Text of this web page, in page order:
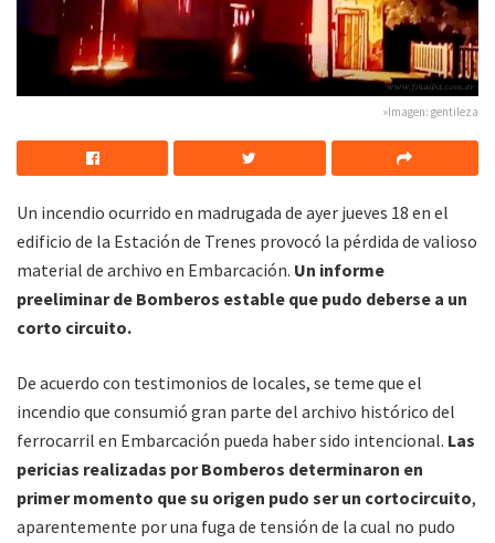
»Imagen: gentileza
Un incendio ocurrido en madrugada de ayer jueves 18 en el
edificio de la Estación de Trenes provocó la pérdida de valioso
material de archivo en Embarcación. Un informe
preeliminar de Bomberos estable que pudo deberse a un
corto circuito.
De acuerdo con testimonios de locales, se teme que el
incendio que consumió gran parte del archivo histórico del
ferrocarril en Embarcación pueda haber sido intencional. Las
pericias realizadas por Bomberos determinaron en
primer momento que su origen pudo ser un cortocircuito,
aparentemente por una fuga de tensión de la cual no pudo